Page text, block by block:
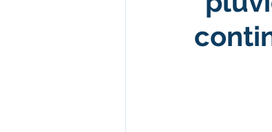
Desenvolvimento